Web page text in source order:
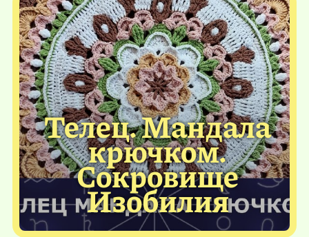
Телец. Мандала
крючком.
Сокровище
Изобилия